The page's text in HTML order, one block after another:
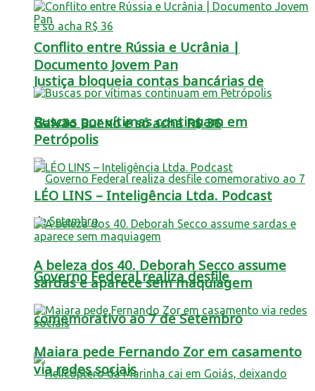
Justiça bloqueia contas bancárias de
Galvão Bueno e só acha R$ 36
Governo Federal realiza desfile
comemorativo ao 7 de Setembro
Conflito entre Rússia e Ucrânia |
Documento Jovem Pan
Buscas por vítimas continuam em
Petrópolis
LÉO LINS – Inteligência Ltda. Podcast
A beleza dos 40. Deborah Secco assume
sardas e aparece sem maquiagem
Maiara pede Fernando Zor em casamento
via redes sociais